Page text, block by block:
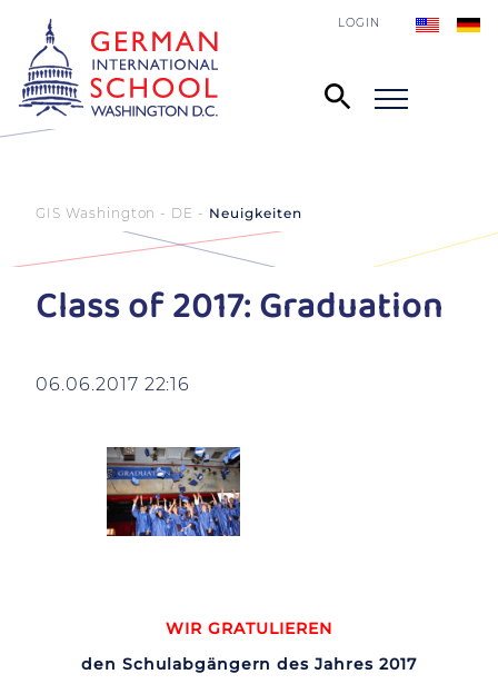
LOGIN
GIS Washington - DE Neuigkeiten
Class of 2017: Graduation
06.06.2017 22:16
WIR GRATULIEREN
den Schulabgängern des Jahres 2017